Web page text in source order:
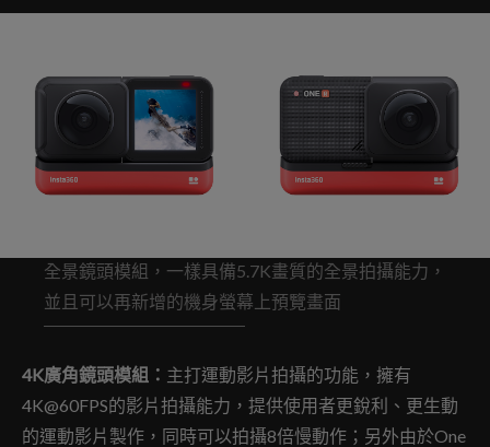
全景鏡頭模組，一樣具備5.7K畫質的全景拍攝能力，
並且可以再新增的機身螢幕上預覽畫面
4K廣角鏡頭模組： 主打運動影片拍攝的功能，擁有
4K@60FPS的影片拍攝能力，提供使用者更銳利、更生動
的運動影片製作，同時可以拍攝8倍慢動作；另外由於One